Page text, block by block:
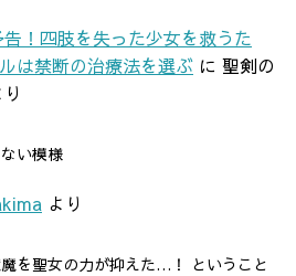
！四肢を失った少女を救うた
は禁断の治療法を選ぶ に 聖剣の
い模様
より
を聖女の力が抑えた…！ ということ